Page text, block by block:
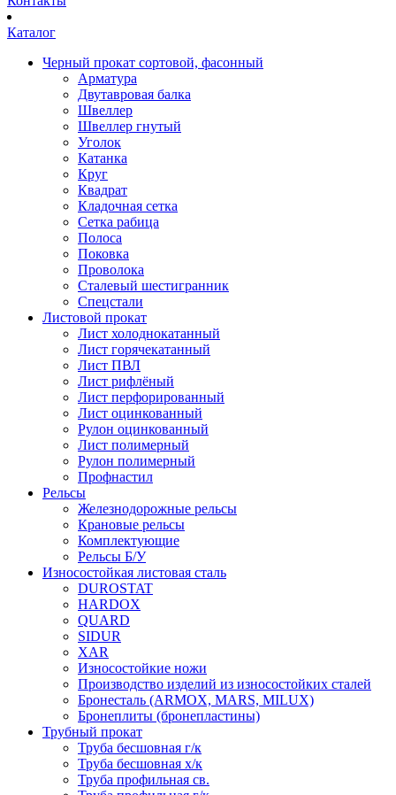
Каталог
Черный прокат сортовой, фасонный
Арматура
Двутавровая балка
Швеллер
Швеллер гнутый
Уголок
Катанка
Круг
Квадрат
Кладочная сетка
Сетка рабица
Полоса
Поковка
Проволока
Сталевый шестигранник
Спецстали
Листовой прокат
Лист холоднокатанный
Лист горячекатанный
Лист ПВЛ
Лист рифлёный
Лист перфорированный
Лист оцинкованный
Рулон оцинкованный
Лист полимерный
Рулон полимерный
Профнастил
Рельсы
Железнодорожные рельсы
Крановые рельсы
Комплектующие
Рельсы Б/У
Износостойкая листовая сталь
DUROSTAT
HARDOX
QUARD
SIDUR
XAR
Износостойкие ножи
Производство изделий из износостойких сталей
Бронесталь (ARMOX, MARS, MILUX)
Бронеплиты (бронепластины)
Трубный прокат
Труба бесшовная г/к
Труба бесшовная х/к
Труба профильная св.